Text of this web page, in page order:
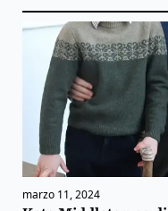
marzo 11, 2024